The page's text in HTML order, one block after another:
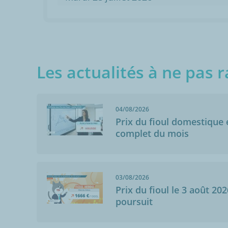
Les actualités à ne pas
04/08/2026
Prix du fioul domestique
complet du mois
03/08/2026
Prix du fioul le 3 août
poursuit
29/11/2020